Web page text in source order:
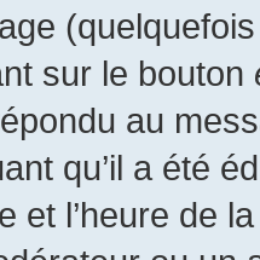
sur le bouton
au
qu’il a été
et l’heure de